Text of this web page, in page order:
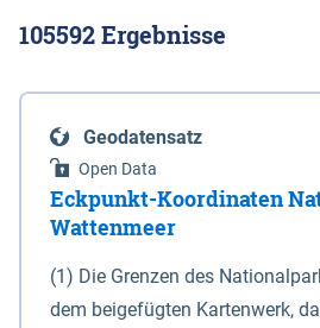
105592Ergebnisse
Geodatensatz
Open Data
Eckpunkt-Koordinaten
Wattenmeer
(1) Die Grenzen des
dem beigefügten Kartenwerk,